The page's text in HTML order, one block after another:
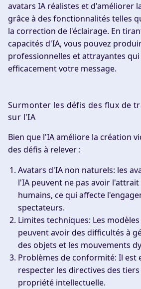
avatars IA réalistes et d'améliorer
grâce à des fonctionnalités telles
la correction de l'éclairage. En
capacités d'IA, vous pouvez
professionnelles et attrayantes
efficacement votre message.
Surmonter les défis des flux de
sur l'IA
Bien que l'IA améliore la création
des défis à relever :
Avatars d'IA non naturels: les
l'IA peuvent ne pas avoir
humains, ce qui affecte
spectateurs.
Limites techniques: Les
peuvent avoir des difficultés à
des objets et les mouvements
Problèmes de conformité: Il est
respecter les directives des
propriété intellectuelle.